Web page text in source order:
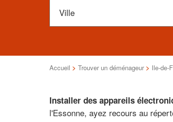
Accueil > Trouver un déménageur > Ile-de-
Installer des appareils
l'Essonne, ayez recours au